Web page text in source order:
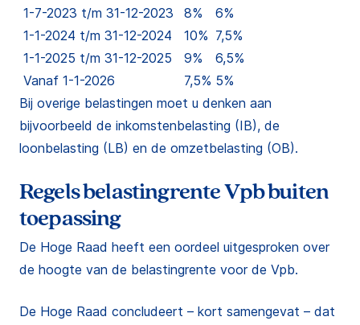
1-7-2023 t/m 31-12-2023
8%
6%
1-1-2024 t/m 31-12-2024
10% 7,5%
1-1-2025 t/m 31-12-2025
9%
6,5%
Vanaf 1-1-2026
7,5% 5%
Bij overige belastingen moet u denken aan
bijvoorbeeld de inkomstenbelasting (IB), de
loonbelasting (LB) en de omzetbelasting (OB).
Regels belastingrente Vpb buiten
toepassing
De Hoge Raad heeft een oordeel uitgesproken over
de hoogte van de belastingrente voor de Vpb.
De Hoge Raad concludeert – kort samengevat – dat